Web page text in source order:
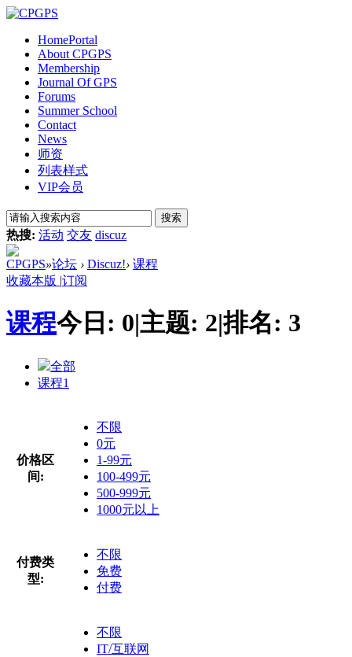
HomePortal
About CPGPS
Membership
Journal Of GPS
Forums
Summer School
Contact
News
师资
列表样式
VIP会员
搜索
热搜: 活动 交友 discuz
CPGPS»论坛 › Discuz!› 课程
收藏本版 |订阅
课程今日: 0|主题: 2|排名: 3
全部
课程1
价格区
间:
不限
0元
1-99元
100-499元
500-999元
1000元以上
付费类
型:
不限
免费
付费
不限
IT/互联网